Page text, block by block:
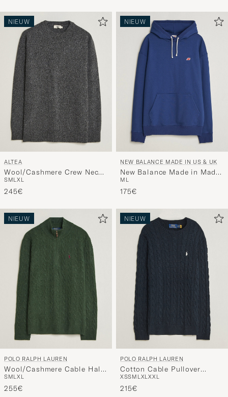
NIEUW
ALTEA
Wool/Cashmere Crew Neck
Pullover Charcoal Melange
SMLXL
245€
NIEUW
NEW BALANCE MADE IN US & UK
New Balance Made in Made
In USA Core Hoodie Blue
Oyster
M L
175€
NIEUW
POLO RALPH LAUREN
Wool/Cashmere Cable Half
Zip Lodgepole Pine Heather
SMLXL
255€
NIEUW
POLO RALPH LAUREN
Cotton Cable Pullover
Hunter Navy
XSSM LXLXXL
215€